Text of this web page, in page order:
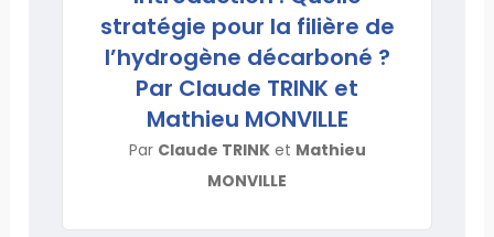
stratégie pour la filière de
l’hydrogène décarboné ?
Par Claude TRINK et
Mathieu MONVILLE
Par Claude TRINKet Mathieu
MONVILLE